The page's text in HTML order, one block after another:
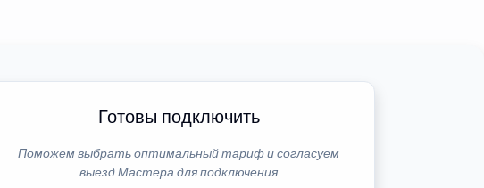
Готовы подключить
Поможем выбрать оптимальный тариф и согласуем
выезд Мастера для подключения